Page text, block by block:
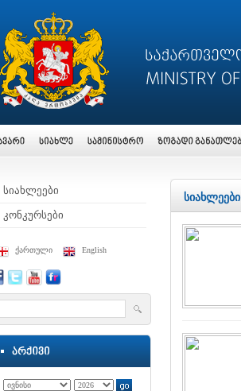
სიახლეები
კონკურსები
ქართული English
სიახლეები